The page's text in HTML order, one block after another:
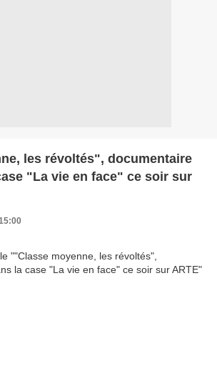
les révoltés", documentaire
"La vie en face" ce soir sur